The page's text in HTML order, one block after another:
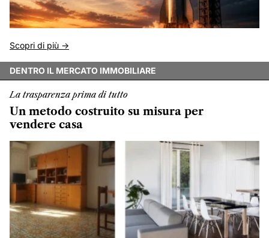
Scopri di più ->
DENTRO IL MERCATO IMMOBILIARE
La trasparenza prima di tutto
Un metodo costruito su misura per
vendere casa